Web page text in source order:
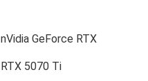
nVidia GeForce RTX
RTX 5070 Ti